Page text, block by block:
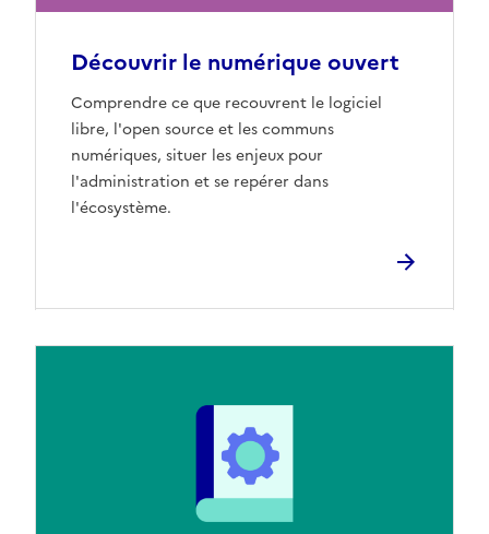
Découvrir le numérique ouvert
Comprendre ce que recouvrent le logiciel
libre, l'open source et les communs
numériques, situer les enjeux pour
l'administration et se repérer dans
l'écosystème.